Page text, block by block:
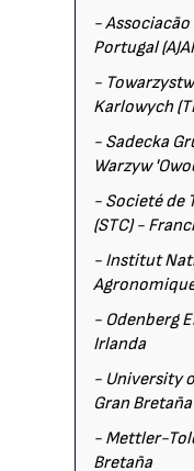
-
Portugal
-
Karlowych
- Sadecka
Warzyw
- Societé de
(STC) -
- Institut
- Odenberg
Irlanda
- University
Gran Bretaña
- Mettler-
Bretaña